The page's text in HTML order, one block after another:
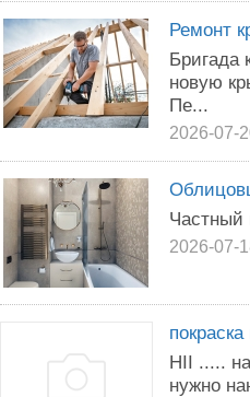
Ремонт
Бригада
новую
Пе...
2026-07-
Частный
2026-07-
HII .....
нужно